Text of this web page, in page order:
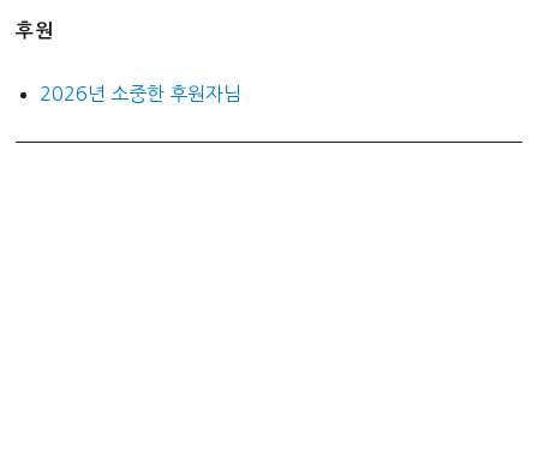
후원
2026년 소중한 후원자님